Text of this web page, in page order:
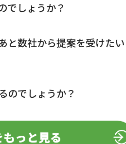
でしょうか？
と数社から提案を受けた
のでしょうか？
っと見る